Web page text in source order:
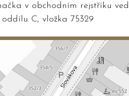
v obchodním rejstříku
oddílu C, vložka 75329